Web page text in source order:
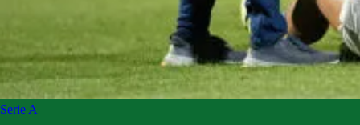
Serie A